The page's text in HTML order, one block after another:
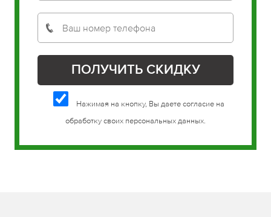
Нажимая на кнопку, Вы даете согласие на
обработку своих персональных данных.